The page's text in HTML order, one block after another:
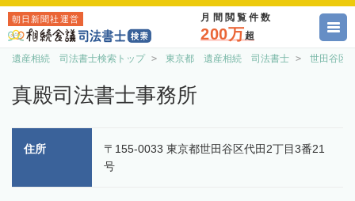
朝日新聞社運営 月間閲覧件数
200万超
遺産相続 司法書士検索トップ 東京都 遺産相続 司法書士 世田谷区
真殿司法書士事務所
住所
〒155-0033 東京都世田谷区代田2丁目3番21
号